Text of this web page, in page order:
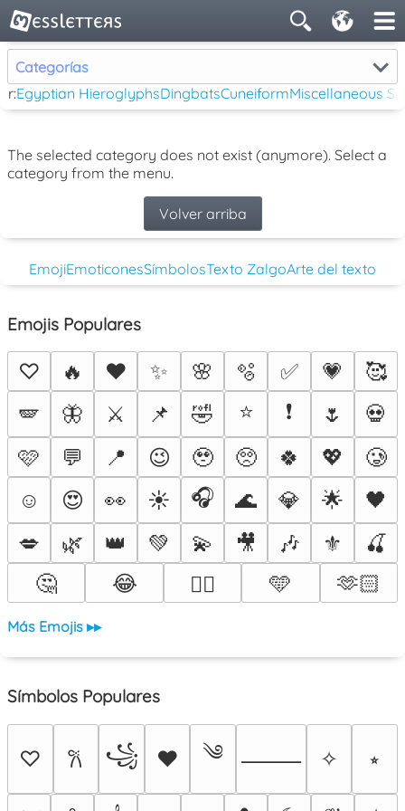
Categorías
Egyptian HieroglyphsDingbatsCuneiformMiscellaneous
The selected category does not exist (anymore). Select a
category from the menu.
Volver arriba
EmojiEmoticonesSímbolosTexto ZalgoArte del texto
Emojis Populares
♡ 🔥 ❤️ ✨ 🌸 🫧 ✅ 💗
🥰
🪽
🦋 ⚔️ 📌 🤣 ⭐ ❗ 🌷
💀
🩷
💬 📍 😉 🥹 🥺 🍀 💖
🥲
☺️
😍 👀 ☀️ 🎧 🌊 💎 🌟
🖤
💋
🌿 👑 💚 💫 🎥 🎶 ⚜️
🍒
🤔
😂 ❤️‍🔥 🩵 🫶🏻
Más Emojis ▸▸
Símbolos Populares
♡ 𐙚 ꧁ ♥ ༄ ⸻ ✧ ⭒